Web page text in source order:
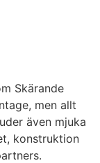
Skärande
men allt
även mjuka
konstruktion